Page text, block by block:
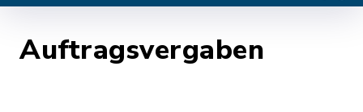
Auftragsvergaben